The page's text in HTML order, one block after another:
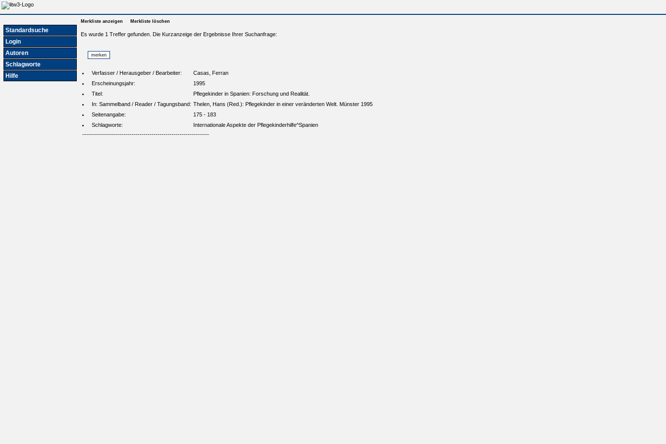
Standardsuche
Login
Autoren
Schlagworte
Hilfe
Merkliste anzeigen Merkliste löschen
Es wurde 1 Treffer gefunden. Die Kurzanzeige der Ergebnisse Ihrer Suchanfrage:
Verfasser / Herausgeber / Bearbeiter:
Casas, Ferran
Erscheinungsjahr:
1995
Titel:
Pflegekinder in Spanien: Forschung und Realität.
In: Sammelband / Reader / Tagungsband: Thelen, Hans (Red.): Pflegekinder in einer veränderten Welt. Münster 1995
Seitenangabe:
175 - 183
Schlagworte:
Internationale Aspekte der Pflegekinderhilfe^Spanien
----------------------------------------------------------------